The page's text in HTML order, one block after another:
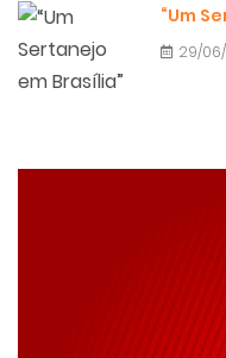
“Um
29/